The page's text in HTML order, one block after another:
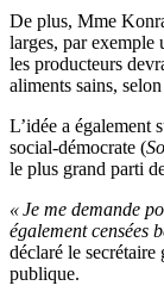
De plus, Mme
larges, par exemple
les producteurs
aliments sains,
L’idée a également
social-démocrate (
le plus grand parti
« Je me demande
également censées
déclaré le
publique.